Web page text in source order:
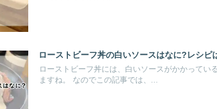
ローストビーフ丼の白いソースはなに?レシピ
ローストビーフ丼には、白いソースがかかってい
ますね。 なのでこの記事では、...